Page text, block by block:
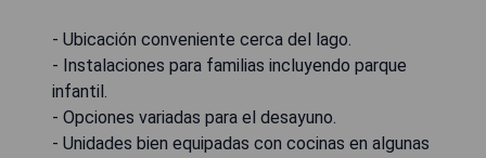
- Ubicación conveniente cerca del lago.
- Instalaciones para familias incluyendo parque
infantil.
- Opciones variadas para el desayuno.
- Unidades bien equipadas con cocinas en algunas